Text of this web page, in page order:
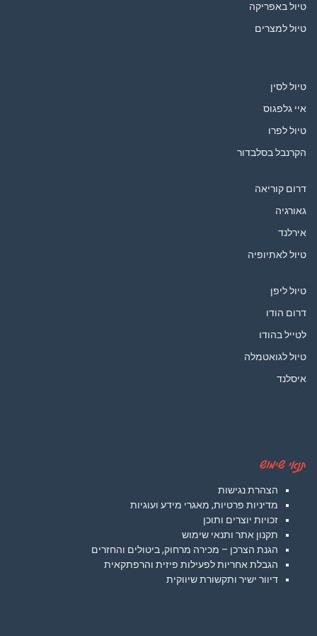
טיול באפריקה
טיול למצרים
טיול לסין
איי גלפגוס
טיול לפרו
הקרנבל בסלבדור
דרום קוריאה
גאורגיה
אירלנד
טיול לאתיופיה
טיול ליפן
דרום הודו
לטייל בהודו
טיול לגואטמלה
איסלנד
תנאי שימוש
הצהרת נגישות
מדיניות פרטיות, מאגרי מידע ועוגיות
זכויות יוצרים ותוכן
תקנון אתר ותנאי שימוש
הגנת הצרכן – מכירה מרחוק, ביטולים והחזרים
הגבלת אחריות לפעילות פיזית והרפתקאית
דיוור ישיר ותקשורת שיווקית